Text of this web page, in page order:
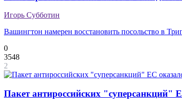
Игорь Субботин
Вашингтон намерен восстановить посольство в
0
3548
2
Пакет антироссийских "суперсанкций"